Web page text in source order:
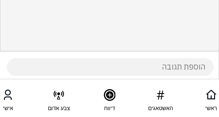
ראשי האשטאגים דיווח צבע אדום אישי